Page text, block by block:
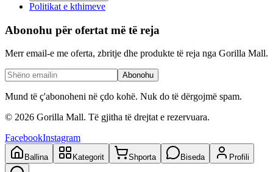
Politikat e kthimeve
Abonohu për ofertat më të reja
Merr email-e me oferta, zbritje dhe produkte të reja nga Gorilla Mall.
Abonohu
Mund të ç'abonoheni në çdo kohë. Nuk do të dërgojmë spam.
© 2026 Gorilla Mall. Të gjitha të drejtat e rezervuara.
FacebookInstagram
Ballina Kategorit Shporta Biseda Profili